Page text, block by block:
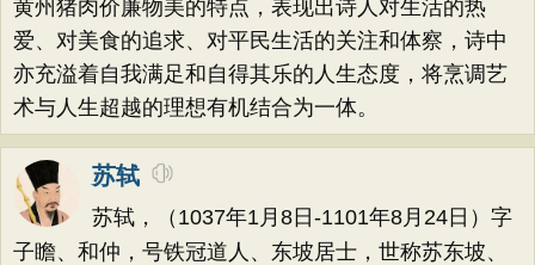
黄州猪肉价廉物美的特点，表现出诗人对生活的热
爱、对美食的追求、对平民生活的关注和体察，诗中
亦充溢着自我满足和自得其乐的人生态度，将烹调艺
术与人生超越的理想有机结合为一体。
苏轼
苏轼，（1037年1月8日-1101年8月24日）字
子瞻、和仲，号铁冠道人、东坡居士，世称苏东坡、